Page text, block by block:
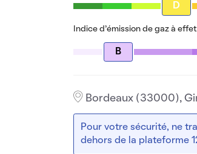
D
Indice d’émission de gaz à
B
Bordeaux (33000),
Pour votre sécurité, ne
dehors de la plateforme